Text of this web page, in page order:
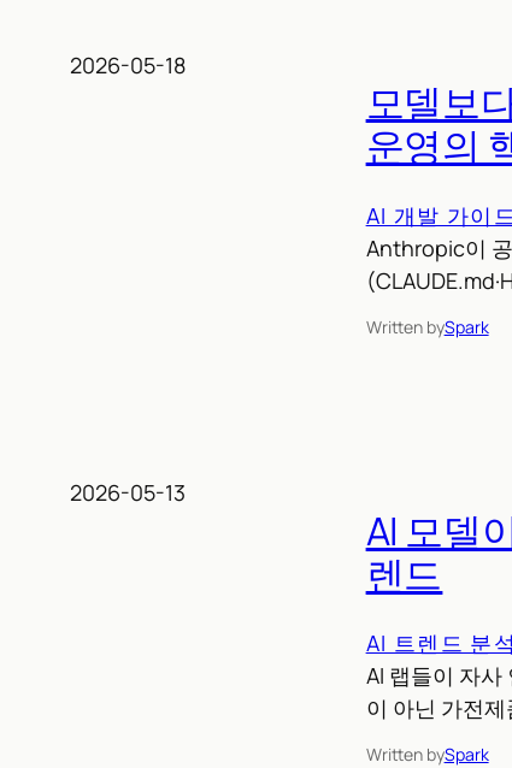
2026-05-18
모델보
운영의
AI 개발 가이
Anthropic이
Written bySpark
2026-05-13
AI 모델
렌드
AI 트렌드 분석
AI 랩들이 자
이 아닌 가전
Written bySpark